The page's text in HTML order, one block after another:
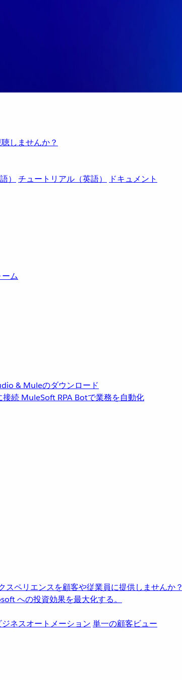
しませんか？
） チュートリアル（英語）
ドキュメント
ム
& Muleのダウンロード
接続 MuleSoft RPA Botで業務を自動化
スペリエンスを顧客や従業員に提供しませんか？
への投資効果を最大化する。
ジネスオートメーション 単一の顧客ビュー